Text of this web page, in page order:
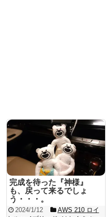
完成を待った『神様』
も、戻って来るでしょ
う・・・。
2024/1/12
AWS 210 ロイ